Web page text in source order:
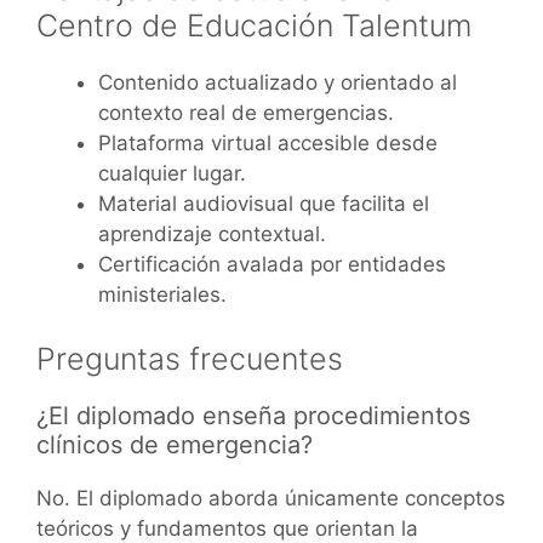
Centro de Educación Talentum
Contenido actualizado y orientado al
contexto real de emergencias.
Plataforma virtual accesible desde
cualquier lugar.
Material audiovisual que facilita el
aprendizaje contextual.
Certificación avalada por entidades
ministeriales.
Preguntas frecuentes
¿El diplomado enseña procedimientos
clínicos de emergencia?
No. El diplomado aborda únicamente conceptos
teóricos y fundamentos que orientan la